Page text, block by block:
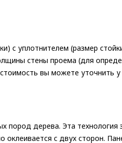
с уплотнителем (размер
стены проема (для
вы можете уточнить
пород дерева. Эта
с двух сторон.